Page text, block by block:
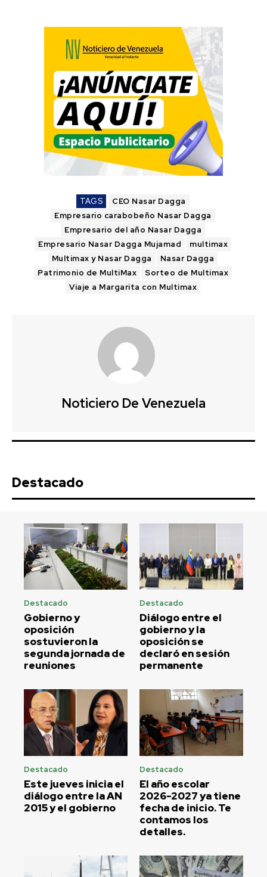
TAGS
CEO Nasar Dagga
Empresario carabobeño Nasar Dagga
Empresario del año Nasar Dagga
Empresario Nasar Dagga Mujamad
multimax
Multimax y Nasar Dagga
Nasar Dagga
Patrimonio de MultiMax
Sorteo de Multimax
Viaje a Margarita con Multimax
Noticiero De Venezuela
Destacado
Destacado
Gobierno y
oposición
sostuvieron la
segunda jornada de
reuniones
Destacado
Diálogo entre el
gobierno y la
oposición se
declaró en sesión
permanente
Destacado
Este jueves inicia el
diálogo entre la AN
2015 y el gobierno
Destacado
El año escolar
2026-2027 ya tiene
fecha de inicio. Te
contamos los
detalles.